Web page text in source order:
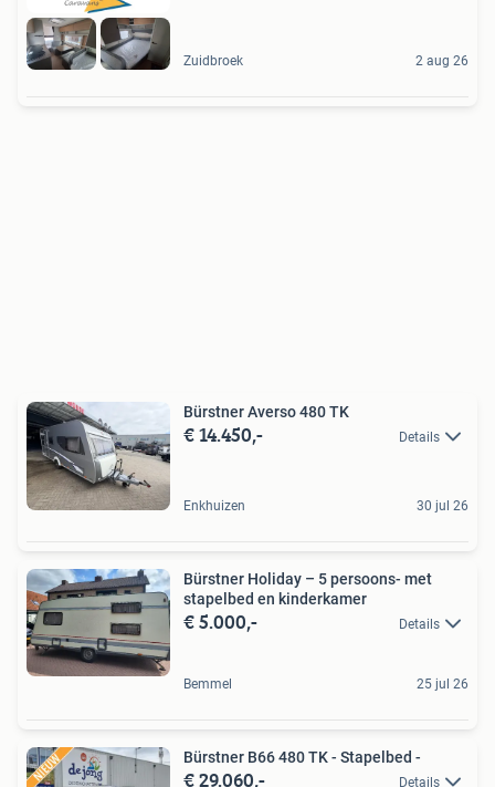
Zuidbroek 2 aug 26
Bürstner Averso 480 TK
€ 14.450,- Details
Enkhuizen 30 jul 26
Bürstner Holiday – 5 persoons- met
stapelbed en kinderkamer
€ 5.000,- Details
Bemmel 25 jul 26
Bürstner B66 480 TK - Stapelbed -
€ 29.060,- Details